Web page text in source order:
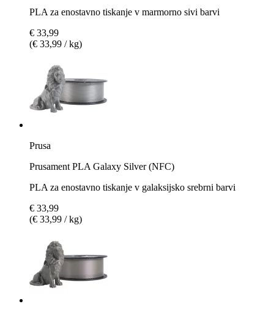
PLA za enostavno tiskanje v marmorno sivi barvi
€ 33,99
(€ 33,99 / kg)
Prusa
Prusament PLA Galaxy Silver (NFC)
PLA za enostavno tiskanje v galaksijsko srebrni barvi
€ 33,99
(€ 33,99 / kg)